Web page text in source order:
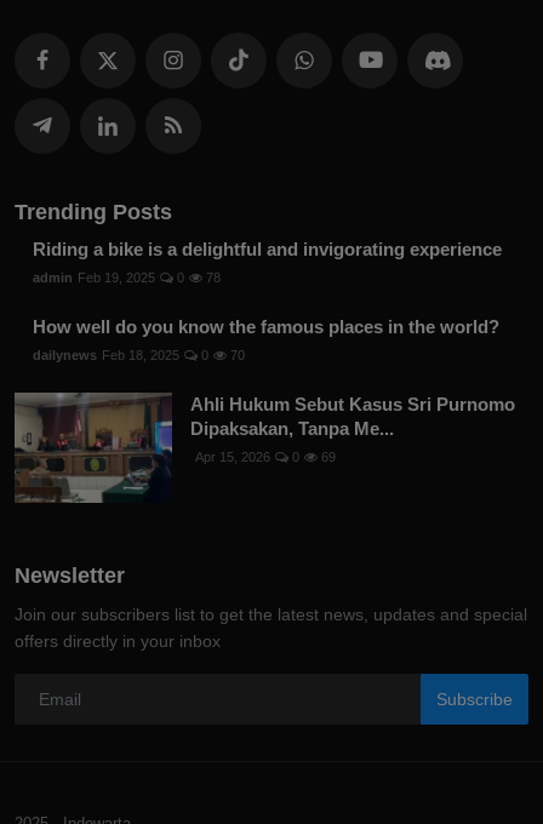
Trending Posts
Riding a bike is a delightful and invigorating experience
admin Feb 19, 2025 0 78
How well do you know the famous places in the world?
dailynews Feb 18, 2025 0 70
Ahli Hukum Sebut Kasus Sri Purnomo
Dipaksakan, Tanpa Me...
Apr 15, 2026 0 69
Newsletter
Join our subscribers list to get the latest news, updates and special
offers directly in your inbox
Subscribe